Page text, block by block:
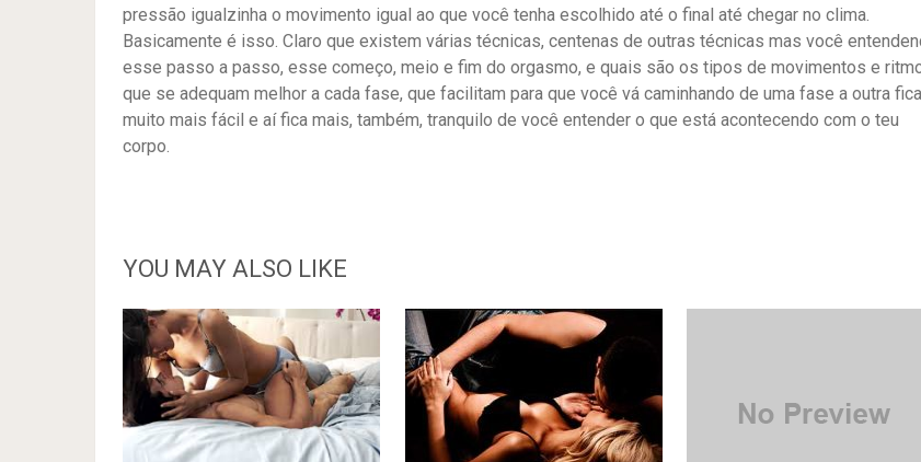
pressão igualzinha o movimento igual ao que você tenha escolhido até o final até chegar no clima.
Basicamente é isso. Claro que existem várias técnicas, centenas de outras técnicas mas você
esse passo a passo, esse começo, meio e fim do orgasmo, e quais são os tipos de movimentos e
que se adequam melhor a cada fase, que facilitam para que você vá caminhando de uma fase a outra fica
muito mais fácil e aí fica mais, também, tranquilo de você entender o que está acontecendo com o teu
corpo.
YOU MAY ALSO LIKE